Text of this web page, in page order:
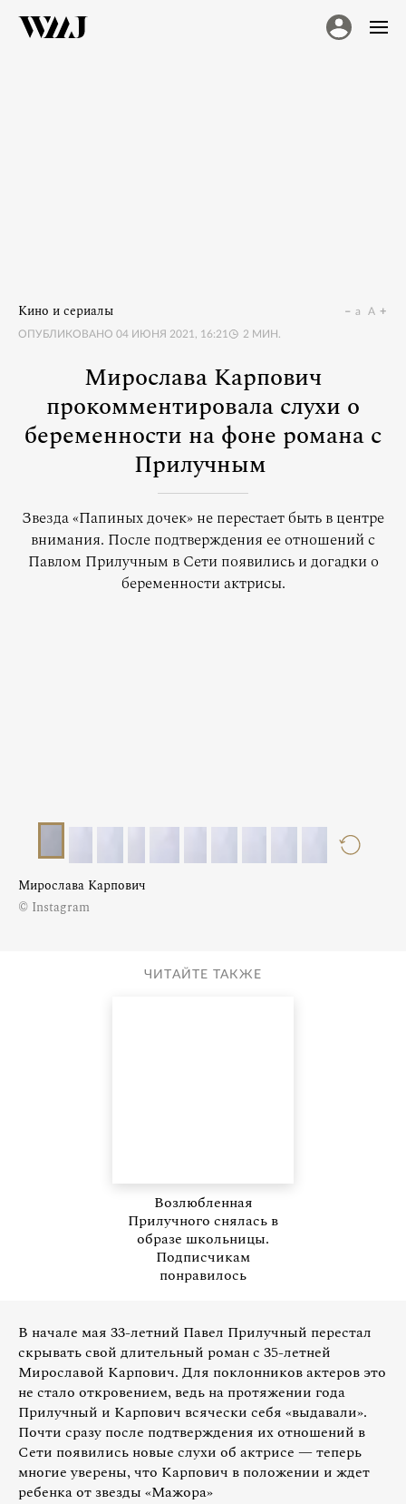
Кино и сериалы
ОПУБЛИКОВАНО 04 ИЮНЯ 2021, 16:21 2 МИН.
a A
Мирослава Карпович
прокомментировала слухи о
беременности на фоне романа с
Прилучным
Звезда «Папиных дочек» не перестает быть в центре
внимания. После подтверждения ее отношений с
Павлом Прилучным в Сети появились и догадки о
беременности актрисы.
Мирослава Карпович
© Instagram
ЧИТАЙТЕ ТАКЖЕ
Возлюбленная
Прилучного снялась в
образе школьницы.
Подписчикам
понравилось
В начале мая 33-летний Павел Прилучный перестал
скрывать свой длительный роман с 35-летней
Мирославой Карпович. Для поклонников актеров это
не стало откровением, ведь на протяжении года
Прилучный и Карпович всячески себя «выдавали».
Почти сразу после подтверждения их отношений в
Сети появились новые слухи об актрисе — теперь
многие уверены, что Карпович в положении и ждет
ребенка от звезды «Мажора»